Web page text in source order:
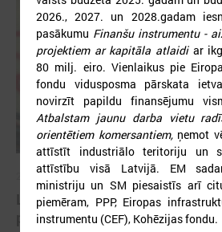
2026. gada 09. jūlijs
LPS: apreibinošu vielu
profilakses iestādi nedrīkst
2026., 2027. un 2028.gadam
pasākumu Finanšu instrumentu -
projektiem ar kapitāla atlaidiar
80 milj. eiro. Vienlaikus pie
fondu vidusposma pārskata
novirzīt papildu finansējumu
Atbalstam jaunu darba vietu
orientētiem komersantiem, ņemot
attīstīt industriālo teritoriju un
attīstību visā Latvijā. EM
ministriju un SM piesaistīs arī
piemēram, PPP, Eiropas
instrumentu (CEF), Kohēzijas fondu.